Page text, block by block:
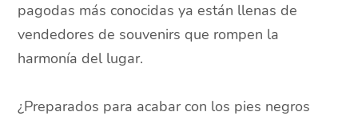
pagodas más conocidas ya están llenas de
vendedores de souvenirs que rompen la
harmonía del lugar.
¿Preparados para acabar con los pies negros